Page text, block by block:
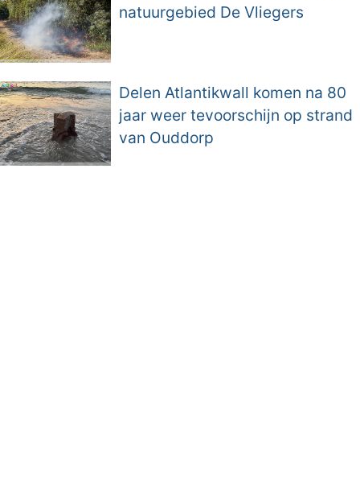
natuurgebied De Vliegers
Delen Atlantikwall komen na 80
jaar weer tevoorschijn op strand
van Ouddorp